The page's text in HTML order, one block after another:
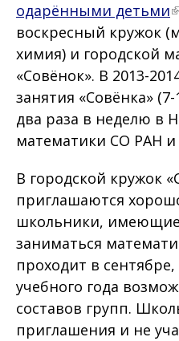
одарёнными детьми
воскресный кружок
химия) и городской
«Совёнок». В 2013-
занятия «Совёнка»
два раза в неделю в
математики СО РАН и
В городской кружок
приглашаются
школьники,
заниматься
проходит в
учебного года
составов групп.
приглашения и не